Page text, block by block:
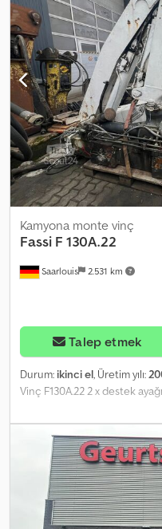
Saarlouis 2.531 km
Kamyona monte vinç
Fassi F 130A.22
Talep etmek
Durum: ikinci el, Üretim yılı:
Vinç F130A.22 2 x destek
Ijk = Ek Bilgiler = Yük